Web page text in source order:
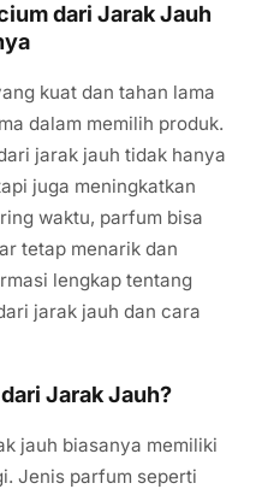
dari Jarak Jauh
kuat dan tahan lama
dalam memilih produk.
jarak jauh tidak hanya
juga meningkatkan
waktu, parfum bisa
tetap menarik dan
lengkap tentang
jarak jauh dan cara
Jarak Jauh?
jauh biasanya memiliki
Jenis parfum seperti